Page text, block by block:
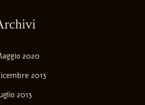
2020
2013
2013